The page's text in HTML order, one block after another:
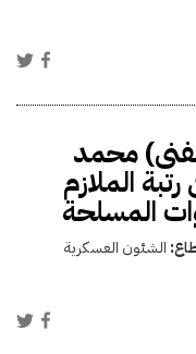
محمد
الملازم
المسلحة
الشئون العسكرية